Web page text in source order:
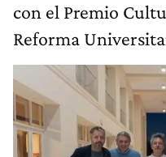
con el Premio
Reforma